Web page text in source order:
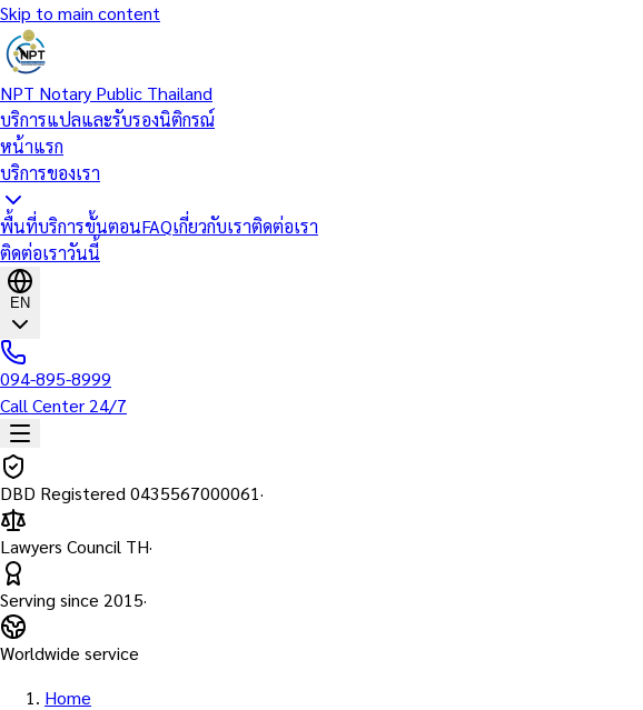
Skip to main content
NPT Notary Public Thailand
บริการแปลและรับรองนิติกรณ์
หน้าแรก
บริการของเรา
พื้นที่บริการขั้นตอนFAQเกี่ยวกับเราติดต่อเรา
ติดต่อเราวันนี้
EN
094-895-8999
Call Center 24/7
DBD Registered 0435567000061·
Lawyers Council TH·
Serving since 2015·
Worldwide service
Home